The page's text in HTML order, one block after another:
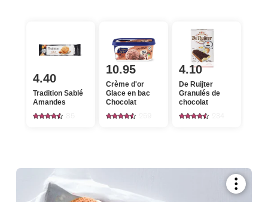
4.40
Tradition Sablé
Amandes
10.95
Crème d'or
Glace en bac
Chocolat
4.10
De Ruijter
Granulés de
chocolat
recipe